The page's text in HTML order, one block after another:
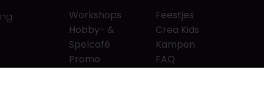
Workshops
Hobby- &
Spelcafé
Promo
Feestjes
Crea Kids
Kampen
FAQ